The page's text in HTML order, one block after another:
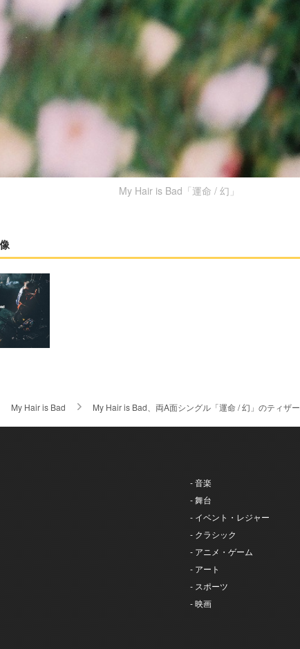
My Hair is Bad「運命 / 幻」
My Hair is Bad My Hair is Bad、両A面シングル「運命 / 幻」のティ
- 音楽
- 舞台
- イベント・レジャー
- クラシック
- アニメ・ゲーム
- アート
- スポーツ
- 映画